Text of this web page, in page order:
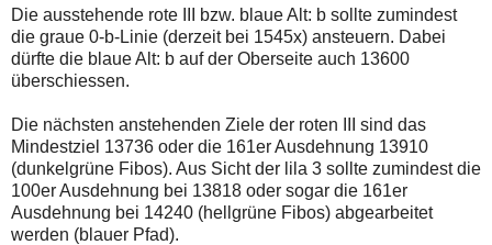
Die ausstehende rote III bzw. blaue Alt: b sollte zumindest
die graue 0-b-Linie (derzeit bei 1545x) ansteuern. Dabei
dürfte die blaue Alt: b auf der Oberseite auch 13600
überschiessen.
Die nächsten anstehenden Ziele der roten III sind das
Mindestziel 13736 oder die 161er Ausdehnung 13910
(dunkelgrüne Fibos). Aus Sicht der lila 3 sollte zumindest die
100er Ausdehnung bei 13818 oder sogar die 161er
Ausdehnung bei 14240 (hellgrüne Fibos) abgearbeitet
werden (blauer Pfad).